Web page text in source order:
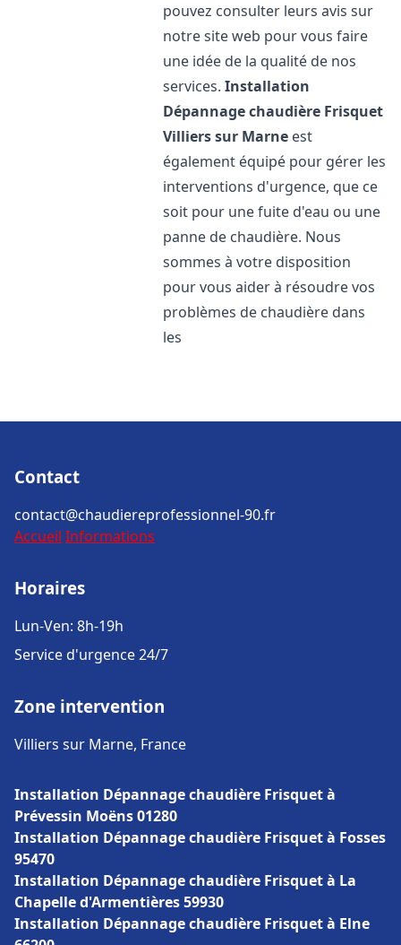
pouvez consulter leurs avis sur
notre site web pour vous faire
une idée de la qualité de nos
services.Installation
Dépannage chaudière Frisquet
Villiers sur Marne est
également équipé pour gérer les
interventions d'urgence, que ce
soit pour une fuite d'eau ou une
panne de chaudière. Nous
sommes à votre disposition
pour vous aider à résoudre vos
problèmes de chaudière dans
les
Contact
contact@chaudiereprofessionnel-90.fr
Accueil Informations
Horaires
Lun-Ven: 8h-19h
Service d'urgence 24/7
Zone intervention
Villiers sur Marne, France
Installation Dépannage chaudière Frisquet à
Prévessin Moëns 01280
Installation Dépannage chaudière Frisquet à Fosses
95470
Installation Dépannage chaudière Frisquet à La
Chapelle d'Armentières 59930
Installation Dépannage chaudière Frisquet à Elne